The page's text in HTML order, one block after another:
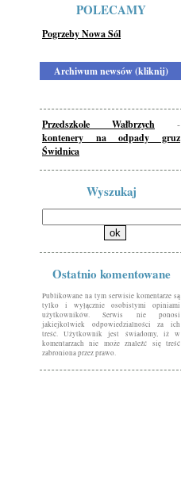
POLECAMY
Pogrzeby Nowa Sól
Archiwum newsów (kliknij)
Przedszkole Wałbrzych -
kontenery na odpady gruz
Świdnica
Wyszukaj
Ostatnio komentowane
Publikowane na tym serwisie komentarze są
tylko i wyłącznie osobistymi opiniami
użytkowników. Serwis nie ponosi
jakiejkolwiek odpowiedzialności za ich
treść. Użytkownik jest świadomy, iż w
komentarzach nie może znaleźć się treść
zabroniona przez prawo.